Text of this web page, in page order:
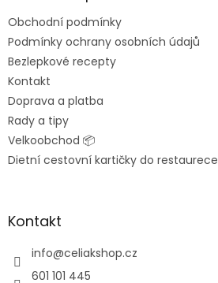
Obchodní podmínky
Podmínky ochrany osobních údajů
Bezlepkové recepty
Kontakt
Doprava a platba
Rady a tipy
Velkoobchod 📦
Dietní cestovní kartičky do restaurece
Kontakt
info@celiakshop.cz
601 101 445